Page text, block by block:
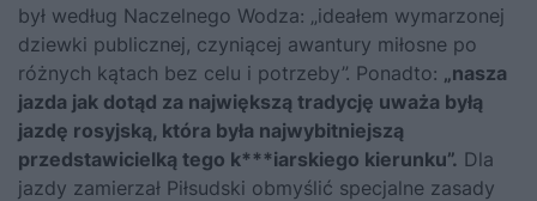
był według Naczelnego Wodza: „ideałem wymarzonej
dziewki publicznej, czyniącej awantury miłosne po
różnych kątach bez celu i potrzeby”. Ponadto: „nasza
jazda jak dotąd za największą tradycję uważa byłą
jazdę rosyjską, która była najwybitniejszą
przedstawicielką tego k***iarskiego kierunku”. Dla
jazdy zamierzał Piłsudski obmyślić specjalne zasady